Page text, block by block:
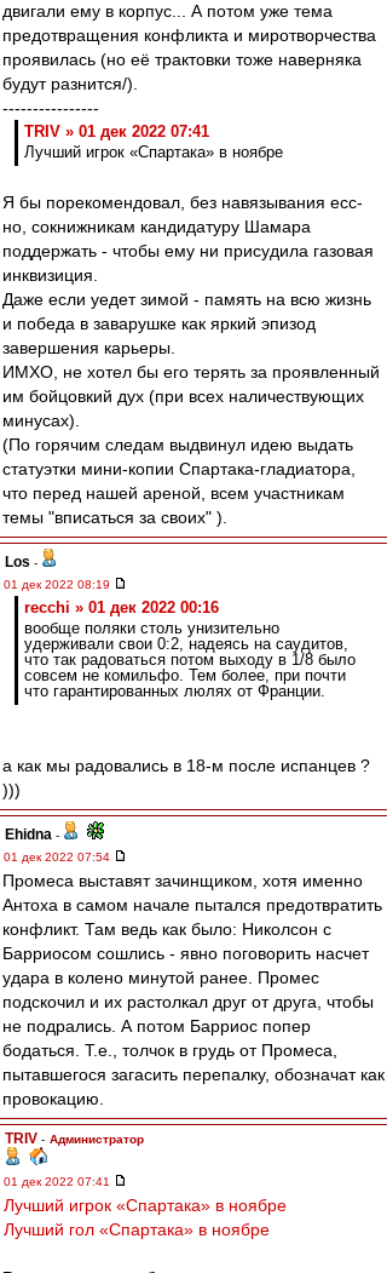
двигали ему в корпус... А потом уже тема
предотвращения конфликта и миротворчества
проявилась (но её трактовки тоже наверняка
будут разнится/).
----------------
TRIV » 01 дек 2022 07:41
Лучший игрок «Спартака» в ноябре
Я бы порекомендовал, без навязывания есс-
но, сокнижникам кандидатуру Шамара
поддержать - чтобы ему ни присудила газовая
инквизиция.
Даже если уедет зимой - память на всю жизнь
и победа в заварушке как яркий эпизод
завершения карьеры.
ИМХО, не хотел бы его терять за проявленный
им бойцовкий дух (при всех наличествующих
минусах).
(По горячим следам выдвинул идею выдать
статуэтки мини-копии Спартака-гладиатора,
что перед нашей ареной, всем участникам
темы "вписаться за своих" ).
Los -
01 дек 2022 08:19
recchi » 01 дек 2022 00:16
вообще поляки столь унизительно
удерживали свои 0:2, надеясь на саудитов,
что так радоваться потом выходу в 1/8 было
совсем не комильфо. Тем более, при почти
что гарантированных люлях от Франции.
а как мы радовались в 18-м после испанцев ?
)))
Ehidna -
01 дек 2022 07:54
Промеса выставят зачинщиком, хотя именно
Антоха в самом начале пытался предотвратить
конфликт. Там ведь как было: Николсон с
Барриосом сошлись - явно поговорить насчет
удара в колено минутой ранее. Промес
подскочил и их растолкал друг от друга, чтобы
не подрались. А потом Барриос попер
бодаться. Т.е., толчок в грудь от Промеса,
пытавшегося загасить перепалку, обозначат как
провокацию.
TRIV - Администратор
01 дек 2022 07:41
Лучший игрок «Спартака» в ноябре
Лучший гол «Спартака» в ноябре